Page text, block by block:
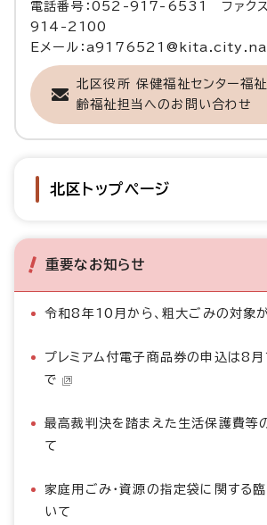
電話番号：052-917-6531 ファク
914-2100
Eメール：
北区役所 保健福祉センター福
齢福祉担当へのお問い合わせ
北区トップページ
重要なお知らせ
令和8年10月から、粗大ごみの対象
プレミアム付電子商品券の申込は8月
で
最高裁判決を踏まえた生活保護費等
て
家庭用ごみ・資源の指定袋に関する
いて